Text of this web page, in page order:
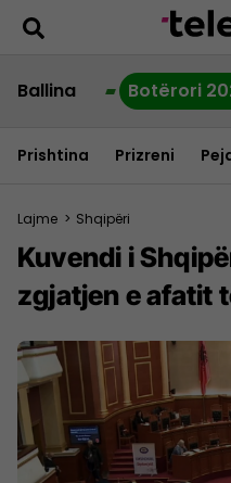
Ballina Botërori
Prishtina Prizreni
Lajme > Shqipëri
Kuvendi i
zgjatjen e afatit